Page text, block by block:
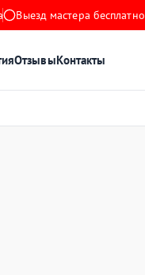
Выезд мастера бесплатно
ОтзывыКонтакты